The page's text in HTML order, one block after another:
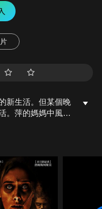
新生活。但某個晚
。萍的媽媽中風住
現有股力量環繞著